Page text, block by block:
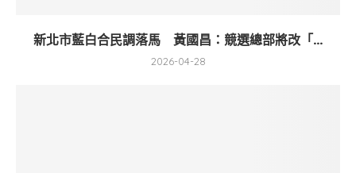
新北市藍白合民調落馬 黃國昌：競選總部將改「...
2026-04-28